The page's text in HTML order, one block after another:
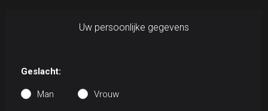
Uw persoonlijke gegevens
Geslacht:
Man Vrouw